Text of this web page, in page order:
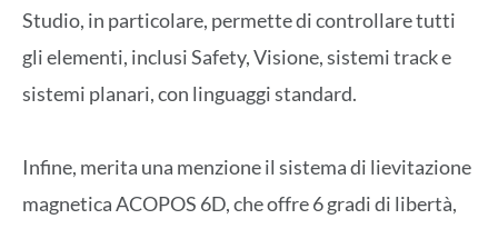
Studio, in particolare, permette di controllare tutti
gli elementi, inclusi Safety, Visione, sistemi track e
sistemi planari, con linguaggi standard.
Infine, merita una menzione il sistema di lievitazione
magnetica ACOPOS 6D, che offre 6 gradi di libertà,